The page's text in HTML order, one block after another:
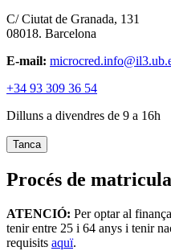
C/ Ciutat de Granada, 131
08018. Barcelona
E-mail:
+34 93 309 36 54
Dilluns a divendres de 9 a 16h
Tanca
Procés de
ATENCIÓ: Per optar al
tenir entre 25 i 64 anys i tenir
requisits aquï.